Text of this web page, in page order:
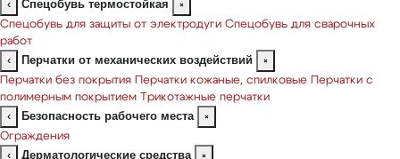
‹ Спецобувь термостойкая
×
Спецобувь для защиты от электродуги Спецобувь для сварочных
работ
‹
Перчатки от механических воздействий
×
Перчатки без покрытия
Перчатки кожаные, спилковые
Перчатки с
полимерным покрытием
Трикотажные перчатки
‹
Безопасность рабочего места
×
Ограждения
‹
Дерматологические средства
×